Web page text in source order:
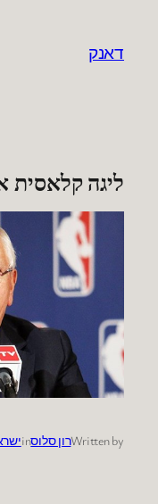
דאנק
ליגה קלאסית
Written byרון סלוסin